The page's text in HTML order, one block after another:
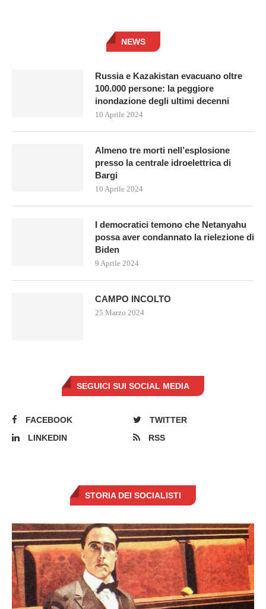
NEWS
Russia e Kazakistan evacuano oltre
100.000 persone: la peggiore
inondazione degli ultimi decenni
10 Aprile 2024
Almeno tre morti nell’esplosione
presso la centrale idroelettrica di
Bargi
10 Aprile 2024
I democratici temono che Netanyahu
possa aver condannato la rielezione di
Biden
9 Aprile 2024
CAMPO INCOLTO
25 Marzo 2024
SEGUICI SUI SOCIAL MEDIA
FACEBOOK
TWITTER
LINKEDIN
RSS
STORIA DEI SOCIALISTI